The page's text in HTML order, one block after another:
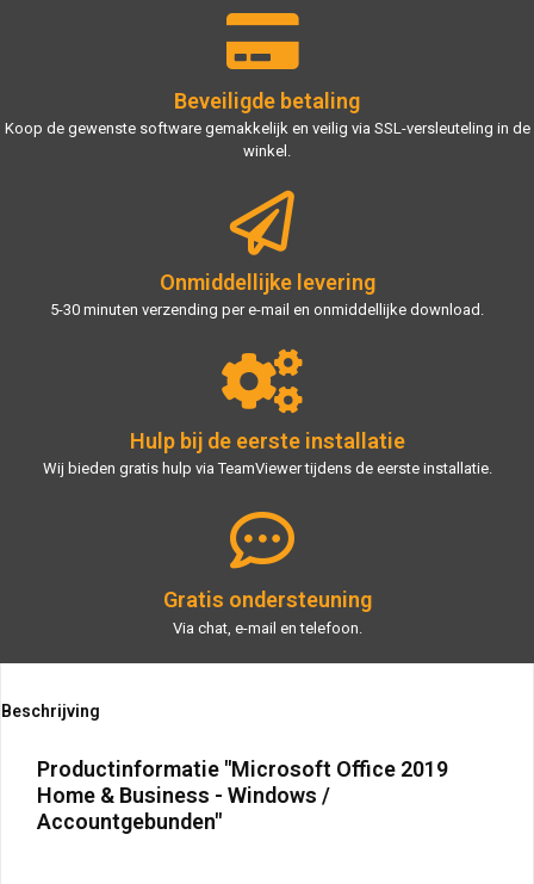
Beveiligde betaling
Koop de gewenste software gemakkelijk en veilig via SSL-versleuteling in de
winkel.
Onmiddellijke levering
5-30 minuten verzending per e-mail en onmiddellijke download.
Hulp bij de eerste installatie
Wij bieden gratis hulp via TeamViewer tijdens de eerste installatie.
Gratis ondersteuning
Via chat, e-mail en telefoon.
Beschrijving
Productinformatie "Microsoft Office 2019
Home & Business - Windows /
Accountgebunden"